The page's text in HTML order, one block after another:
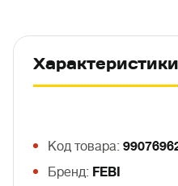
Характеристики
Код товара:
Бренд: FEBI